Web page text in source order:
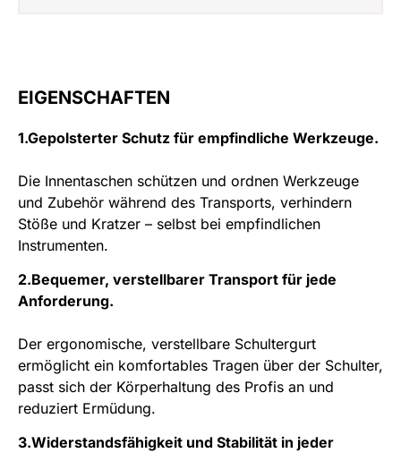
EIGENSCHAFTEN
1.Gepolsterter Schutz für empfindliche Werkzeuge.
Die Innentaschen schützen und ordnen Werkzeuge
und Zubehör während des Transports, verhindern
Stöße und Kratzer – selbst bei empfindlichen
Instrumenten.
2.Bequemer, verstellbarer Transport für jede
Anforderung.
Der ergonomische, verstellbare Schultergurt
ermöglicht ein komfortables Tragen über der Schulter,
passt sich der Körperhaltung des Profis an und
reduziert Ermüdung.
3.Widerstandsfähigkeit und Stabilität in jeder